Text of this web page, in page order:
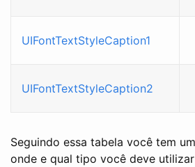
UIFontTextStyleCaption1
UIFontTextStyleCaption2
Seguindo essa tabela você tem
onde e qual tipo você deve